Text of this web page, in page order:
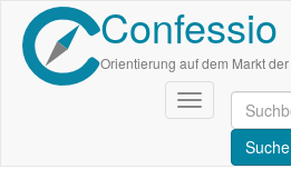
Direkt
zum
Inhalt
Confessio
Orientierung auf dem Markt
Navigation
aktivieren/